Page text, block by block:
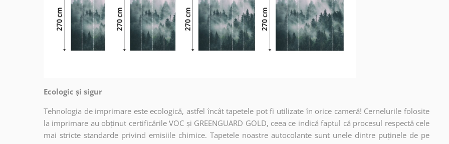
Ecologic și sigur
Tehnologia de imprimare este ecologică, astfel încât tapetele pot fi utilizate în orice cameră! Cernelurile folosite
la imprimare au obținut certificările VOC și GREENGUARD GOLD, ceea ce indică faptul că procesul respectă cele
mai stricte standarde privind emisiile chimice. Tapetele noastre autocolante sunt unele dintre puținele de pe